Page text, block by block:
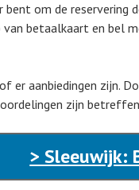
om de reservering
betaalkaart en bel
er aanbiedingen zijn.
zijn
> Sleeuwijk: